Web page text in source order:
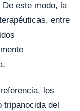
este modo, la
entre
los
tripanocida del